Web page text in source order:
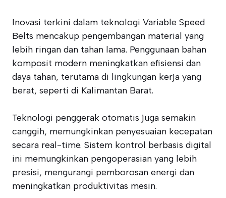
Inovasi terkini dalam teknologi Variable Speed
Belts mencakup pengembangan material yang
lebih ringan dan tahan lama. Penggunaan bahan
komposit modern meningkatkan efisiensi dan
daya tahan, terutama di lingkungan kerja yang
berat, seperti di Kalimantan Barat.
Teknologi penggerak otomatis juga semakin
canggih, memungkinkan penyesuaian kecepatan
secara real-time. Sistem kontrol berbasis digital
ini memungkinkan pengoperasian yang lebih
presisi, mengurangi pemborosan energi dan
meningkatkan produktivitas mesin.